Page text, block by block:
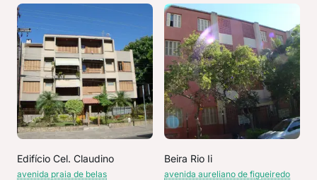
Edifício Cel. Claudino
avenida praia de belas
Beira Rio Ii
avenida aureliano de figueiredo